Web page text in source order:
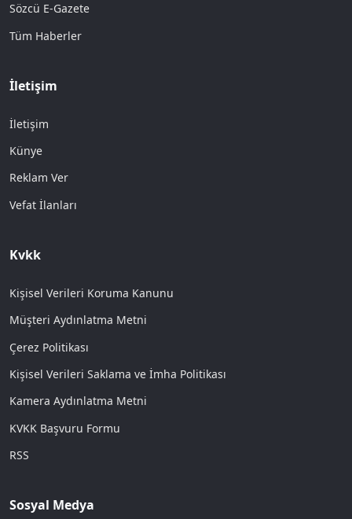
Sözcü E-Gazete
Tüm Haberler
İletişim
İletişim
Künye
Reklam Ver
Vefat İlanları
Kvkk
Kişisel Verileri Koruma Kanunu
Müşteri Aydınlatma Metni
Çerez Politikası
Kişisel Verileri Saklama ve İmha Politikası
Kamera Aydınlatma Metni
KVKK Başvuru Formu
RSS
Sosyal Medya